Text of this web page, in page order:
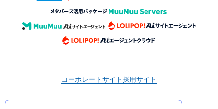
コーポレートサイト採用サイト